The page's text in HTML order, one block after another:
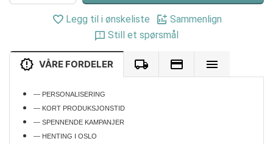
Legg til i ønskeliste
Sammenlign
Still et spørsmål
VÅRE FORDELER
— PERSONALISERING
— KORT PRODUKSJONSTID
— SPENNENDE KAMPANJER
— HENTING I OSLO